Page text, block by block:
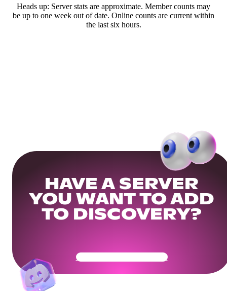
Heads up: Server stats are approximate. Member counts may
be up to one week out of date. Online counts are current within
the last six hours.
HAVE A SERVER
YOU WANT TO ADD
TO DISCOVERY?
Get Your Community Ready